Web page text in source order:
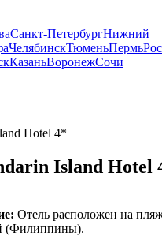
Санкт-ПетербургНижний
ЧелябинскТюменьПермь
КазаньВоронежСочи
Hotel 4*
Island Hotel
Отель расположен на
(Филиппины).